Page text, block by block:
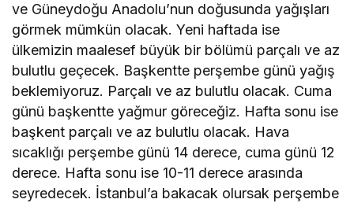
ve Güneydoğu Anadolu’nun doğusunda yağışları
görmek mümkün olacak. Yeni haftada ise
ülkemizin maalesef büyük bir bölümü parçalı ve az
bulutlu geçecek. Başkentte perşembe günü yağış
beklemiyoruz. Parçalı ve az bulutlu olacak. Cuma
günü başkentte yağmur göreceğiz. Hafta sonu ise
başkent parçalı ve az bulutlu olacak. Hava
sıcaklığı perşembe günü 14 derece, cuma günü 12
derece. Hafta sonu ise 10-11 derece arasında
seyredecek. İstanbul’a bakacak olursak perşembe